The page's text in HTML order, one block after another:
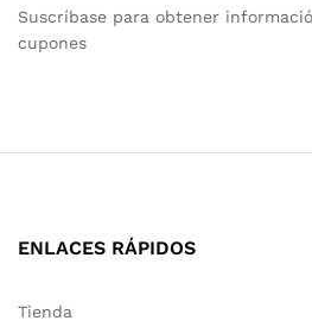
Suscríbase para obtener
cupones
ENLACES RÁPIDOS
Tienda